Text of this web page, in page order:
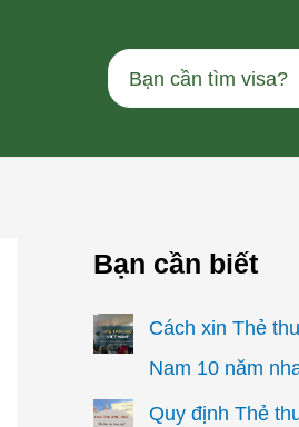
Search
for:
Bạn cần biết
Cách xin Thẻ
Nam 10 năm
Quy định Thẻ